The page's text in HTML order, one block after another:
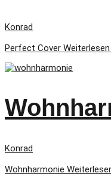
Konrad
Perfect Cover Weiterlesen
Konrad
Wohnharmonie